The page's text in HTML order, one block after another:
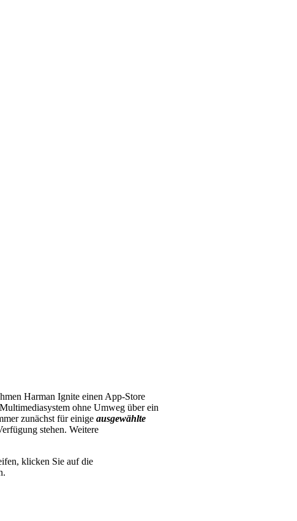
Harman Ignite einen App-Store
ohne Umweg über ein
zunächst für einige ausgewählte
stehen. Weitere
klicken Sie auf die